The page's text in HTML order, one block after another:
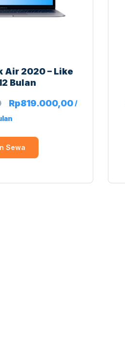
Air 2020 – Like
Bulan
Rp819.000,00/
Sewa